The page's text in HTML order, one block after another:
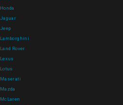
Honda
Jaguar
Jeep
Lamborghini
Land Rover
Lexus
Lotus
Maserati
Mazda
McLaren